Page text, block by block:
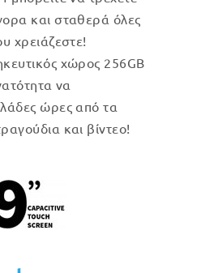
και σταθερά όλες
χρειάζεστε!
χώρος 256GB
να
ώρες από τα
και βίντεο!